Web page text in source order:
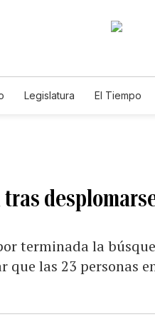
Legislatura El Tiempo
terminada la
las 23 personas